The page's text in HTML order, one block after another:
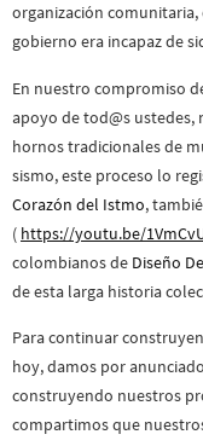
organización
gobierno era incapaz de
En nuestro compromiso
apoyo de tod@s ustedes,
hornos tradicionales de
sismo, este proceso lo
Corazón del Istmo,
( https://youtu.be/
colombianos de Diseño
de esta larga historia
Para continuar
hoy, damos por
construyendo nuestros
compartimos que